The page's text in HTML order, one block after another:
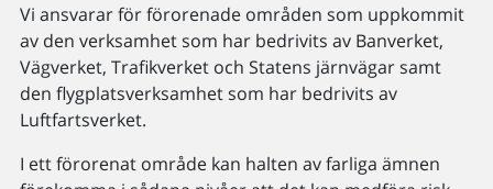
Vi ansvarar för förorenade områden som uppkommit
av den verksamhet som har bedrivits av Banverket,
Vägverket, Trafikverket och Statens järnvägar samt
den flygplatsverksamhet som har bedrivits av
Luftfartsverket.
I ett förorenat område kan halten av farliga ämnen